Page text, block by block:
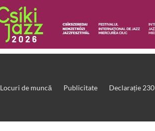
Locuri de muncă Publicitate Declarație 230